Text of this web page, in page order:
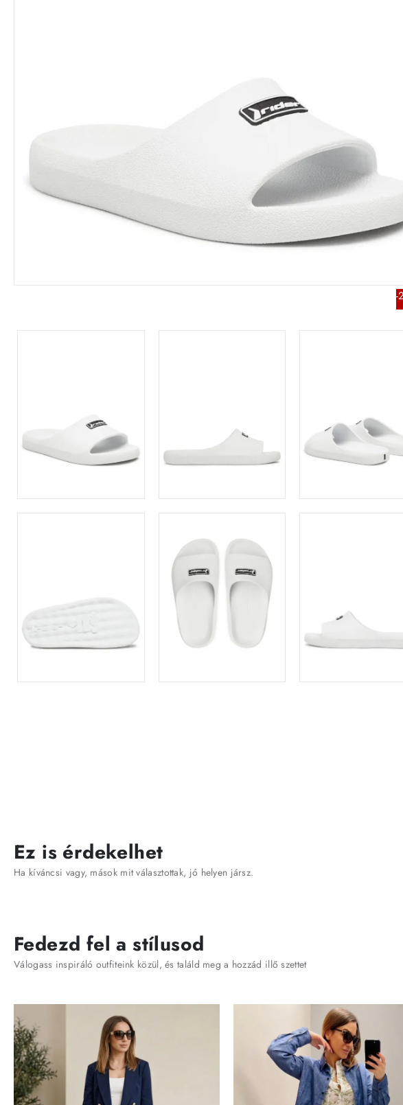
-
Ez is érdekelhet
Ha kíváncsi vagy, mások mit választottak, jó helyen jársz.
Fedezd fel a stílusod
Válogass inspiráló outfiteink közül, és találd meg a hozzád illő szettet